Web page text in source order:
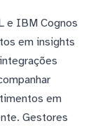
e IBM Cognos
em insights
em
Gestores